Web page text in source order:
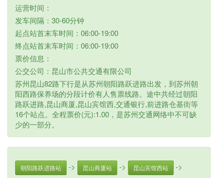
运营时间：
发车间隔：30-60分钟
起点站首末车时间：06:00-19:00
终点站首末车时间：06:00-19:00
票价信息：
公交公司：昆山市公共交通有限公司
苏州昆山82路下行是从苏州朝阳路跃进路出发，到苏州朝
阳西路保养场的分段计价有人售票线路。途中共经过朝阳
路跃进路,昆山商厦,昆山宾馆西,交通银行,前进路仓基街等
16个站点。全程票价(元):1.00，是苏州交通网络中不可缺
少的一部分。
朝阳路跃进路站 -> 昆山商厦站 -> 昆山宾馆西站 ->